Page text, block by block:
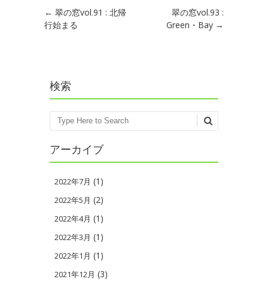
Post navigation
← 翠の窓vol.91 : 北帰
行始まる
翠の窓vol.93 :
Green・Bay →
検索
Search
アーカイブ
2022年7月 (1)
2022年5月 (2)
2022年4月 (1)
2022年3月 (1)
2022年1月 (1)
2021年12月 (3)